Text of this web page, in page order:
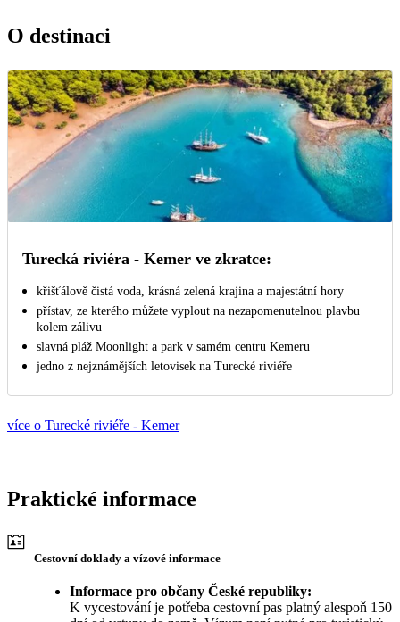
O destinaci
Turecká riviéra - Kemer ve zkratce:
křišťálově čistá voda, krásná zelená krajina a majestátní hory
přístav, ze kterého můžete vyplout na nezapomenutelnou plavbu
kolem zálivu
slavná pláž Moonlight a park v samém centru Kemeru
jedno z nejznámějších letovisek na Turecké riviéře
více o Turecké riviéře - Kemer
Praktické informace
Cestovní doklady a vízové informace
Informace pro občany České republiky:
K vycestování je potřeba cestovní pas platný alespoň 150